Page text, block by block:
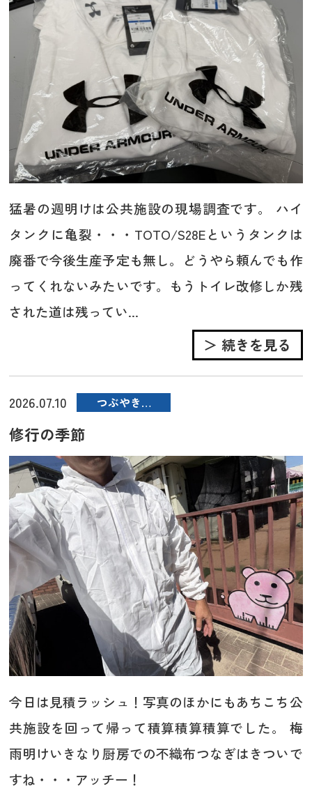
猛暑の週明けは公共施設の現場調査です。 ハイ
タンクに亀裂・・・TOTO/S28Eというタンクは
廃番で今後生産予定も無し。どうやら頼んでも作
ってくれないみたいです。もうトイレ改修しか残
された道は残ってい...
＞ 続きを見る
2026.07.10 つぶやき…
修行の季節
今日は見積ラッシュ！写真のほかにもあちこち公
共施設を回って帰って積算積算積算でした。 梅
雨明けいきなり厨房での不織布つなぎはきついで
すね・・・アッチー！